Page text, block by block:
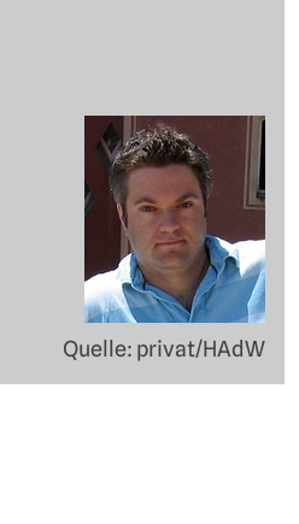
Quelle: privat/HAdW